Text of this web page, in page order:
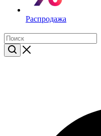
Распродажа